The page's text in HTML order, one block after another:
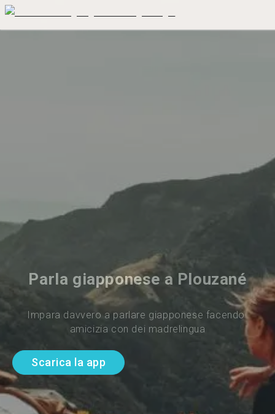
Parla giapponese a Plouzané
Impara davvero a parlare giapponese facendo
amicizia con dei madrelingua
Scarica la app